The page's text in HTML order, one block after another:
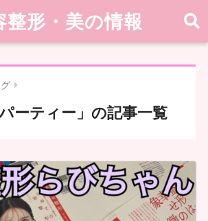
整形・美の情報
パーティー」の記事一覧